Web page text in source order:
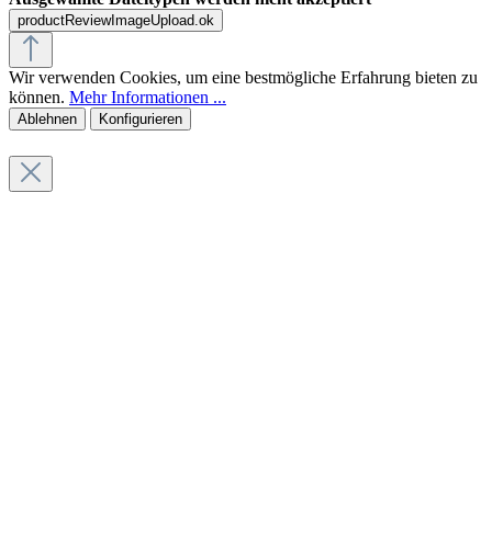
productReviewImageUpload.ok
Wir verwenden Cookies, um eine bestmögliche Erfahrung bieten zu
können. Mehr Informationen ...
Ablehnen Konfigurieren